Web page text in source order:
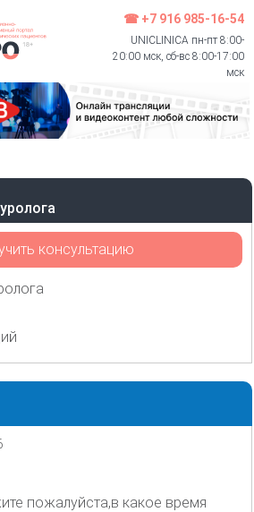
☎ +7 916 985-16-54
UNICLINICA пн-пт 8:00-
20:00 мск, сб-вс 8:00-17:00
мск
консультацию
пожалуйста,в какое время